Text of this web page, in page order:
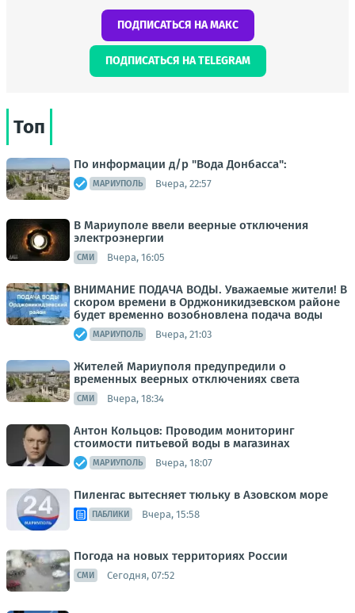
ПОДПИСАТЬСЯ НА МАКС
ПОДПИСАТЬСЯ НА TELEGRAM
Топ
По информации д/р "Вода Донбасса":
МАРИУПОЛЬ Вчера, 22:57
В Мариуполе ввели веерные отключения
электроэнергии
СМИ Вчера, 16:05
ВНИМАНИЕ ПОДАЧА ВОДЫ. Уважаемые жители! В
скором времени в Орджоникидзевском районе
будет временно возобновлена подача воды
МАРИУПОЛЬ Вчера, 21:03
Жителей Мариуполя предупредили о
временных веерных отключениях света
СМИ Вчера, 18:34
Антон Кольцов: Проводим мониторинг
стоимости питьевой воды в магазинах
МАРИУПОЛЬ Вчера, 18:07
Пиленгас вытесняет тюльку в Азовском море
ПАБЛИКИ Вчера, 15:58
Погода на новых территориях России
СМИ Сегодня, 07:52